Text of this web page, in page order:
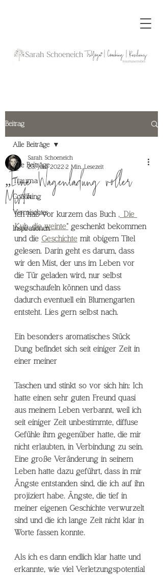
Beitrag
Alle Beiträge
Trauma
Coaching
Vermischtes
Inspirationen
Alle Beiträge
„Eine Wagenladung voller
Mist“
Sarah Schoeneich
23. Juni 20222 Min. Lesezeit
Ich hab vor kurzem das Buch „Die
Kuh, die weinte“ geschenkt bekommen
und die Geschichte mit obigem Titel
gelesen. Darin geht es darum, dass
wir den Mist, der uns im Leben vor
die Tür geladen wird, nur selbst
wegschaufeln können und dass
dadurch eventuell ein Blumengarten
entsteht. Lies gern selbst nach.
Ein besonders aromatisches Stück
Dung befindet sich seit einiger Zeit in
einer meiner
Taschen und stinkt so vor sich hin: Ich
hatte einen sehr guten Freund quasi
aus meinem Leben verbannt, weil ich
seit einiger Zeit unbestimmte, diffuse
Gefühle ihm gegenüber hatte, die mir
nicht erlaubten, in Verbindung zu sein.
Eine große Veränderung in seinem
Leben hatte dazu geführt, dass in mir
Ängste entstanden sind, die ich auf ihn
projiziert habe. Ängste, die tief in
meiner eigenen Geschichte verwurzelt
sind und die ich lange Zeit nicht klar in
Worte fassen konnte.
Als ich es dann endlich klar hatte und
erkannte, wie viel Verletzungspotential